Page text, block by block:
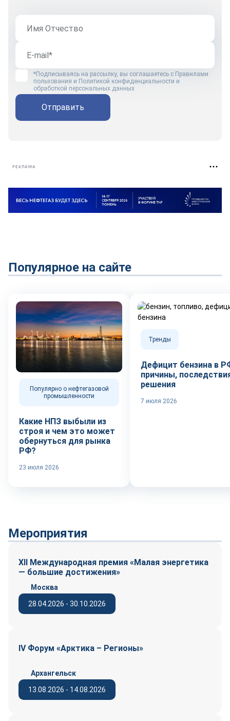
*Подписываясь на рассылку, вы соглашаетесь с Правилами
пользования и Политикой конфиденциальности и
обработкой персональных данных
Отправить
РЕКЛАМА
Популярное на сайте
Популярно о нефтегазовой
промышленности
Какие НПЗ выбыли из
строя и чем это может
обернуться для рынка
РФ?
23 июля 2026
Тренды
Дефицит бензина в
причины,
решения
7 июля 2026
Мероприятия
XII Международная премия «Малая энергетика
— большие достижения»
28.04.2026 - 30.10.2026
Москва
IV Форум «Арктика – Регионы»
13.08.2026 - 14.08.2026
Архангельск